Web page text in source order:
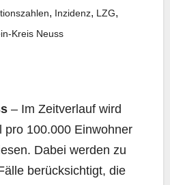
, Inzidenz, LZG,
Kreis Neuss
– Im Zeit­ver­lauf wird
pro 100.000 Ein­woh­ner
Dabei wer­den zu
berück­sich­tigt, die